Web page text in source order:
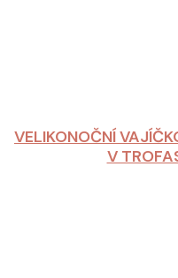
VELIKONOČNÍ
V